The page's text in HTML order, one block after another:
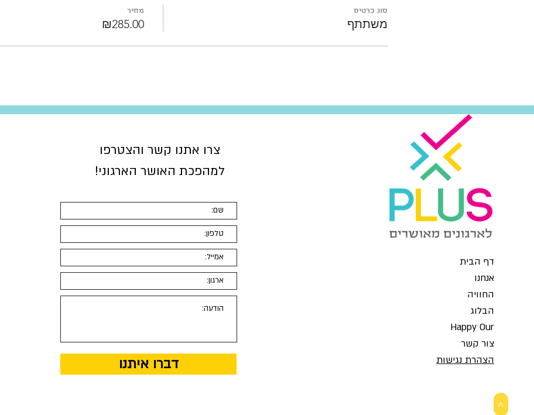
סוג כרטיס
משתתף
מחיר
₪285.00
>
© 2019 by Tribe studio
צרו אתנו קשר והצטרפו
למהפכת האושר הארגוני!
דברו איתנו
דף הבית
אנחנו
החוויה
הבלוג
Happy Our
צור קשר
הצהרת נגישות